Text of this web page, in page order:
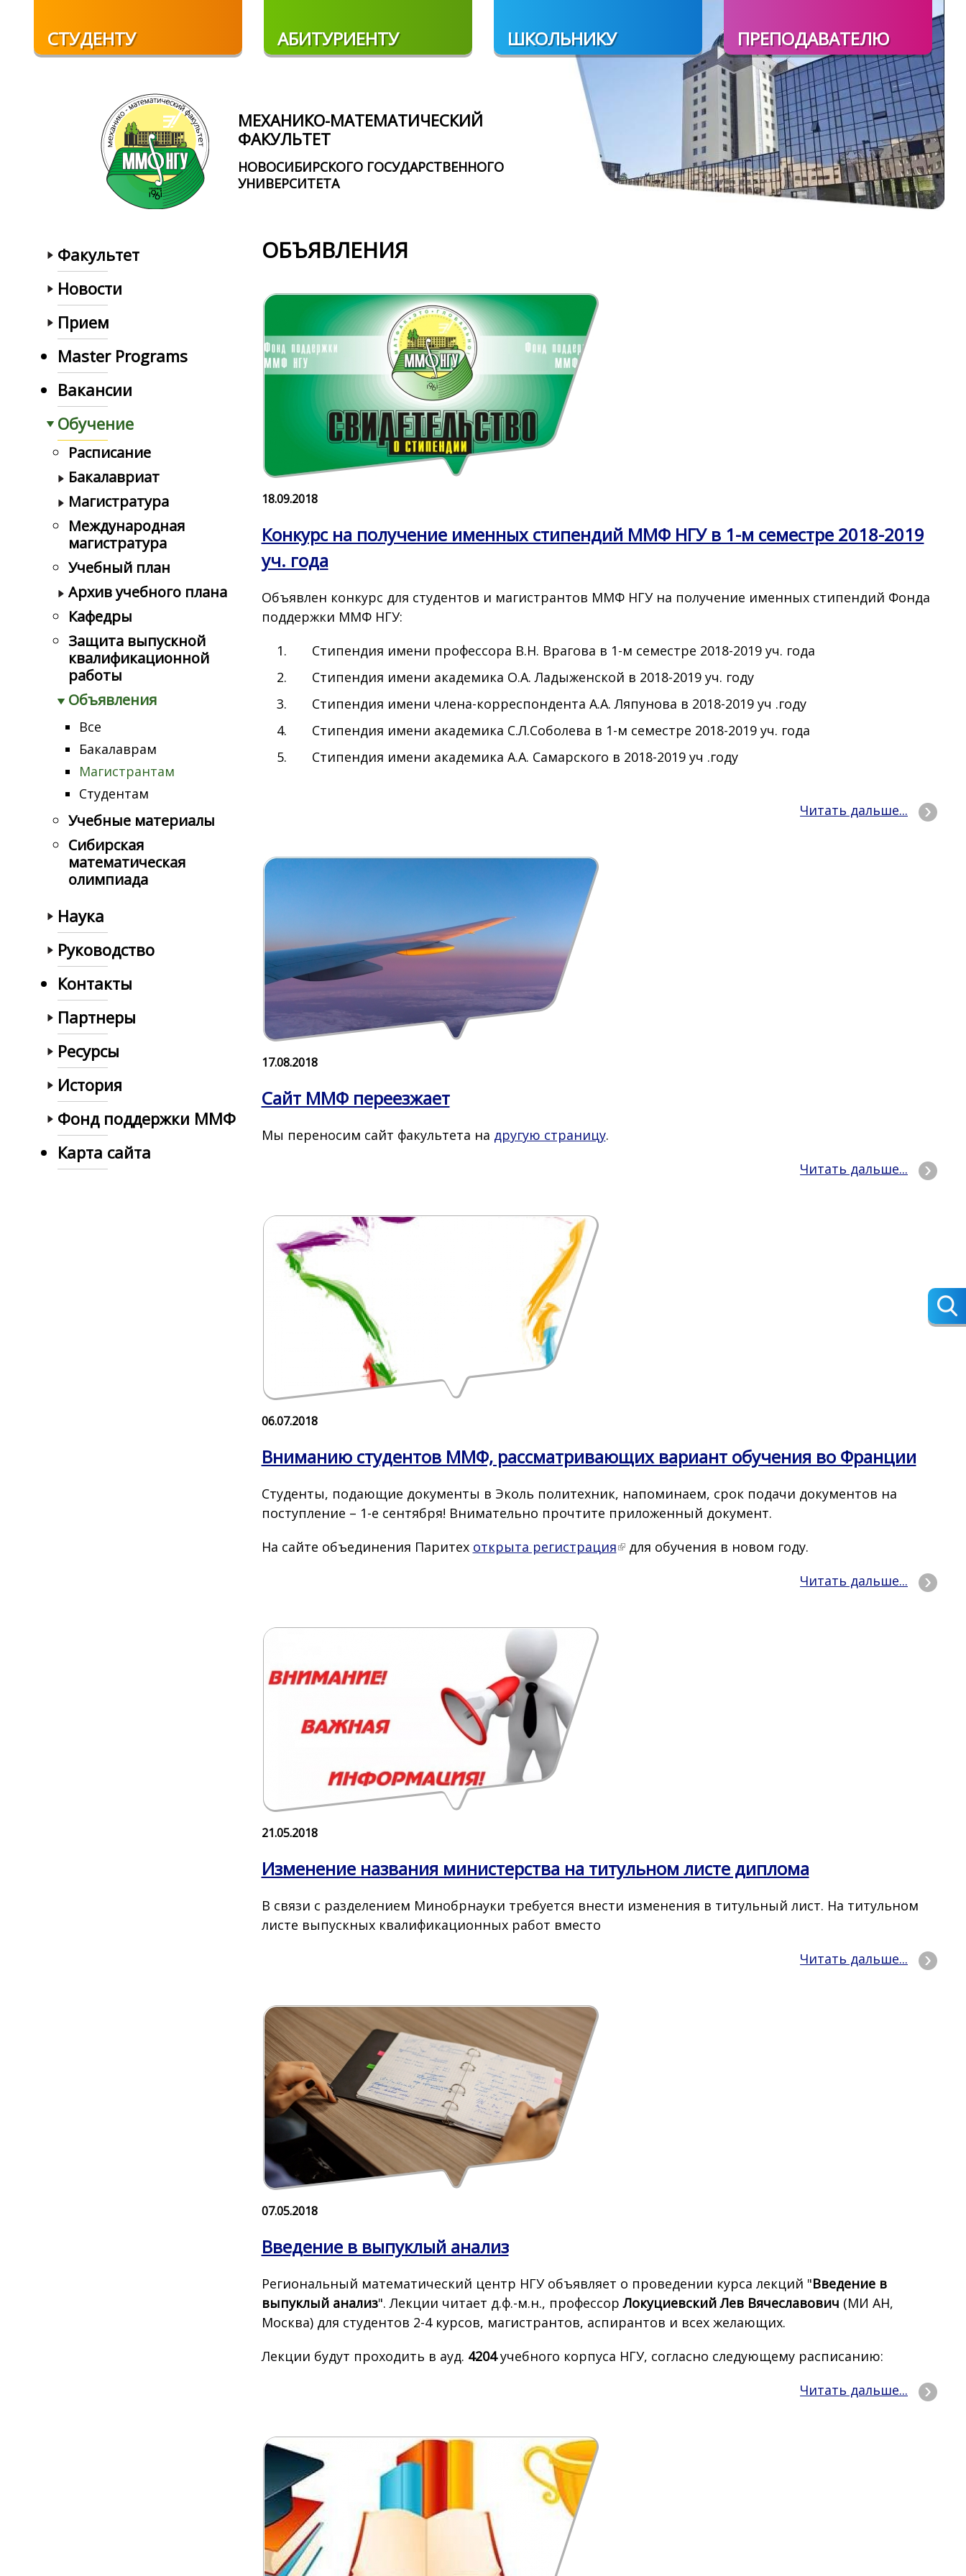
СТУДЕНТУ АБИТУРИЕНТУ ШКОЛЬНИКУ ПРЕПОДАВАТЕЛЮ
МЕХАНИКО-МАТЕМАТИЧЕСКИЙ
ФАКУЛЬТЕТ
НОВОСИБИРСКОГО ГОСУДАРСТВЕННОГО
УНИВЕРСИТЕТА
Факультет
Новости
Прием
Master Programs
Вакансии
Обучение
Расписание
Бакалавриат
Магистратура
Международная
магистратура
Учебный план
Архив учебного плана
Кафедры
Защита выпускной
квалификационной
работы
Объявления
Все
Бакалаврам
Магистрантам
Студентам
Учебные материалы
Сибирская
математическая
олимпиада
Наука
Руководство
Контакты
Партнеры
Ресурсы
История
Фонд поддержки ММФ
Карта сайта
ОБЪЯВЛЕНИЯ
18.09.2018
Конкурс на получение именных стипендий ММФ НГУ в 1-м семестре 2018-2019
уч. года
Объявлен конкурс для студентов и магистрантов ММФ НГУ на получение именных стипендий Фонда
поддержки ММФ НГУ:
Cтипендия имени профессора В.Н. Врагова в 1-м семестре 2018-2019​​ уч. года
Cтипендия имени академика О.А. Ладыженской в 2018-2019​​ уч. году
Стипендия имени члена-корреспондента А.А. Ляпунова в 2018-2019​​ уч .году
Cтипендия имени академика С.Л.Соболева в 1-м семестре 2018-2019 уч. года
Cтипендия имени академика А.А. Самарского в 2018-2019​​ уч .году
Читать дальше...
17.08.2018
Сайт ММФ переезжает
Мы переносим сайт факультета на другую страницу.
Читать дальше...
06.07.2018
Вниманию студентов ММФ, рассматривающих вариант обучения во Франции
Студенты, подающие документы в Эколь политехник, напоминаем, срок подачи документов на
поступление – 1-е сентября! Внимательно прочтите приложенный документ.
На сайте объединения Паритех открыта регистрация для обучения в новом году.
Читать дальше...
21.05.2018
Изменение названия министерства на титульном листе диплома
В связи с разделением Минобрнауки требуется внести изменения в титульный лист. На титульном
листе выпускных квалификационных работ вместо
Читать дальше...
07.05.2018
Введение в выпуклый анализ
Региональный математический центр НГУ объявляет о проведении курса лекций "Введение в
выпуклый анализ". Лекции читает д.ф.-м.н., профессорЛокуциевский Лев Вячеславович (МИ АН,
Москва) для студентов 2-4 курсов, магистрантов, аспирантов и всех желающих.
Лекции будут проходить в ауд. 4204учебного корпуса НГУ, согласно следующему расписанию:
Читать дальше...